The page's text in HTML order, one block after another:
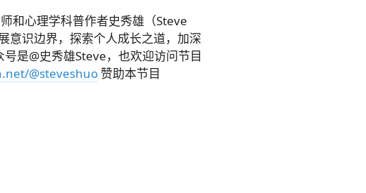
和心理学科普作者史秀雄（Steve
意识边界，探索个人成长之道，加深
是@史秀雄Steve，也欢迎访问节目
@steveshuo 赞助本节目